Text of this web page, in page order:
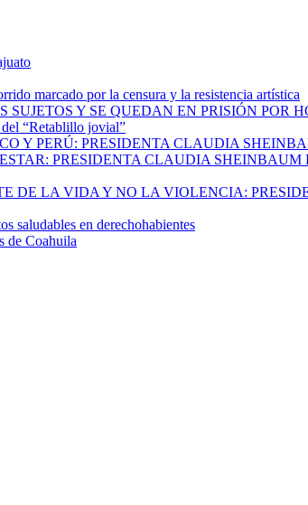
marcado por la censura y la resistencia artística
Y SE QUEDAN EN PRISIÓN POR
“Retablillo jovial”
Y PERÚ: PRESIDENTA CLAUDIA
PRESIDENTA CLAUDIA
DE LA VIDA Y NO LA VIOLENCIA:
saludables en derechohabientes
de Coahuila